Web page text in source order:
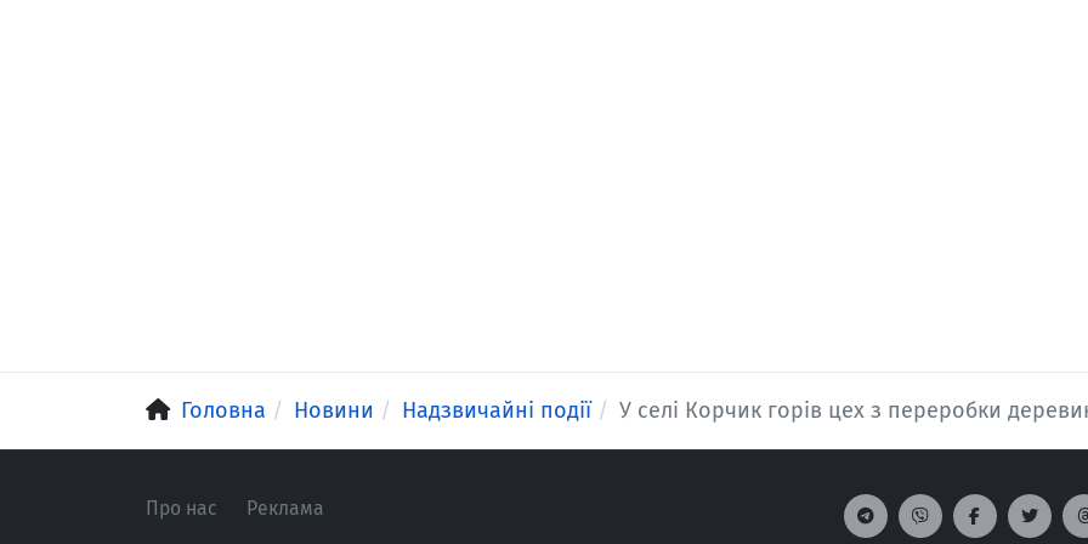
Головна Новини Надзвичайні події У селі Корчик горів цех з переробки
Про нас Реклама